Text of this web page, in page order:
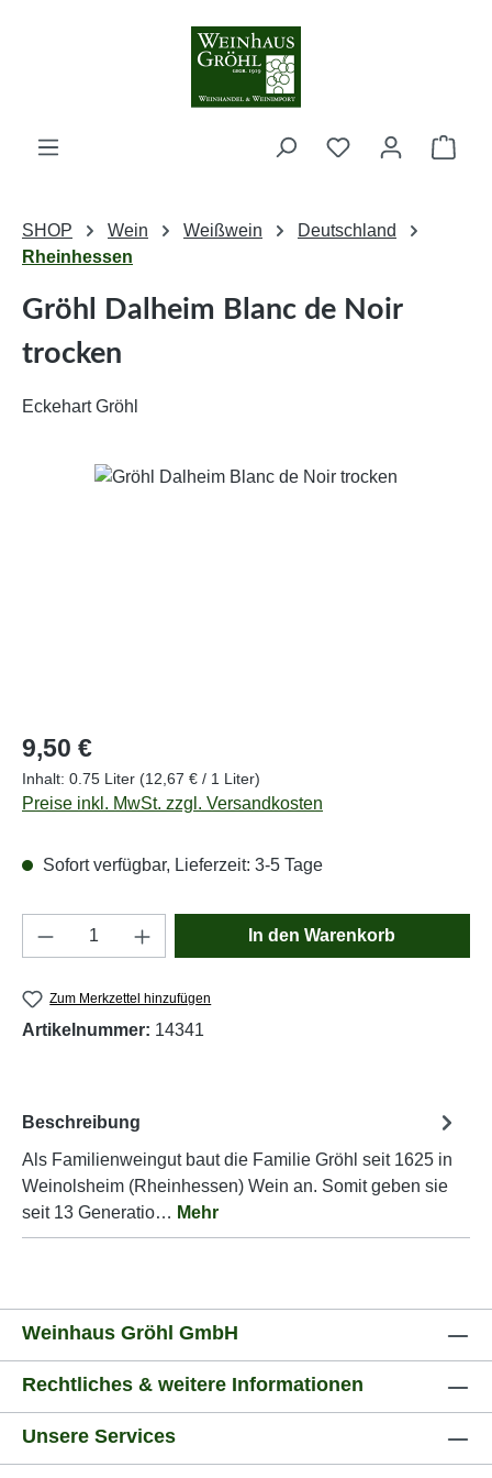
Zum Hauptinhalt springen
SHOP Wein Weißwein
Deutschland
Rheinhessen
Gröhl Dalheim Blanc de Noir
trocken
Eckehart Gröhl
Bildergalerie überspringen
Regulärer Preis:
9,50 €
Inhalt: 0.75 Liter (12,67 € / 1 Liter)
Preise inkl. MwSt. zzgl. Versandkosten
Sofort verfügbar, Lieferzeit: 3-5 Tage
Produkt Anzahl: Gib den gewünschten
In den Warenkorb
Zum Merkzettel hinzufügen
Artikelnummer: 14341
Beschreibung
Als Familienweingut baut die Familie Gröhl seit 1625 in
Weinolsheim (Rheinhessen) Wein an. Somit geben sie
seit 13 Generatio… Mehr
Weinhaus Gröhl GmbH
Rechtliches & weitere Informationen
Unsere Services